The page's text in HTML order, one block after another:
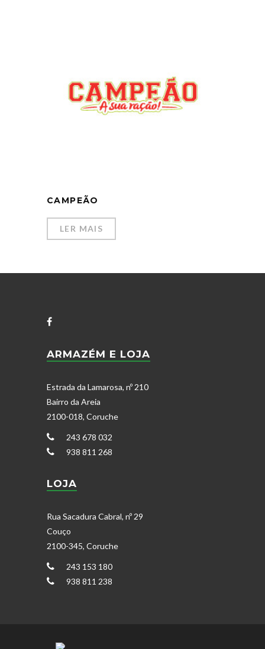
CAMPEÃO
LER MAIS
ARMAZÉM E LOJA
Estrada da Lamarosa, nº 210
Bairro da Areia
2100-018, Coruche
243 678 032
938 811 268
LOJA
Rua Sacadura Cabral, nº 29
Couço
2100-345, Coruche
243 153 180
938 811 238